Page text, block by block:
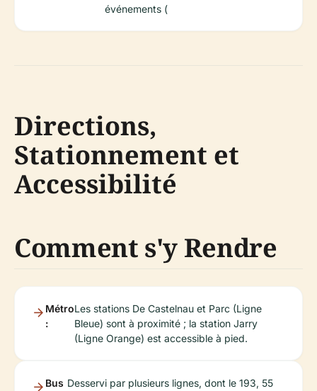
événements (
Directions,
Stationnement et
Accessibilité
Comment s'y Rendre
Métro
:
Les stations De Castelnau et Parc (Ligne
Bleue) sont à proximité ; la station Jarry
(Ligne Orange) est accessible à pied.
Bus Desservi par plusieurs lignes, dont le 193, 55